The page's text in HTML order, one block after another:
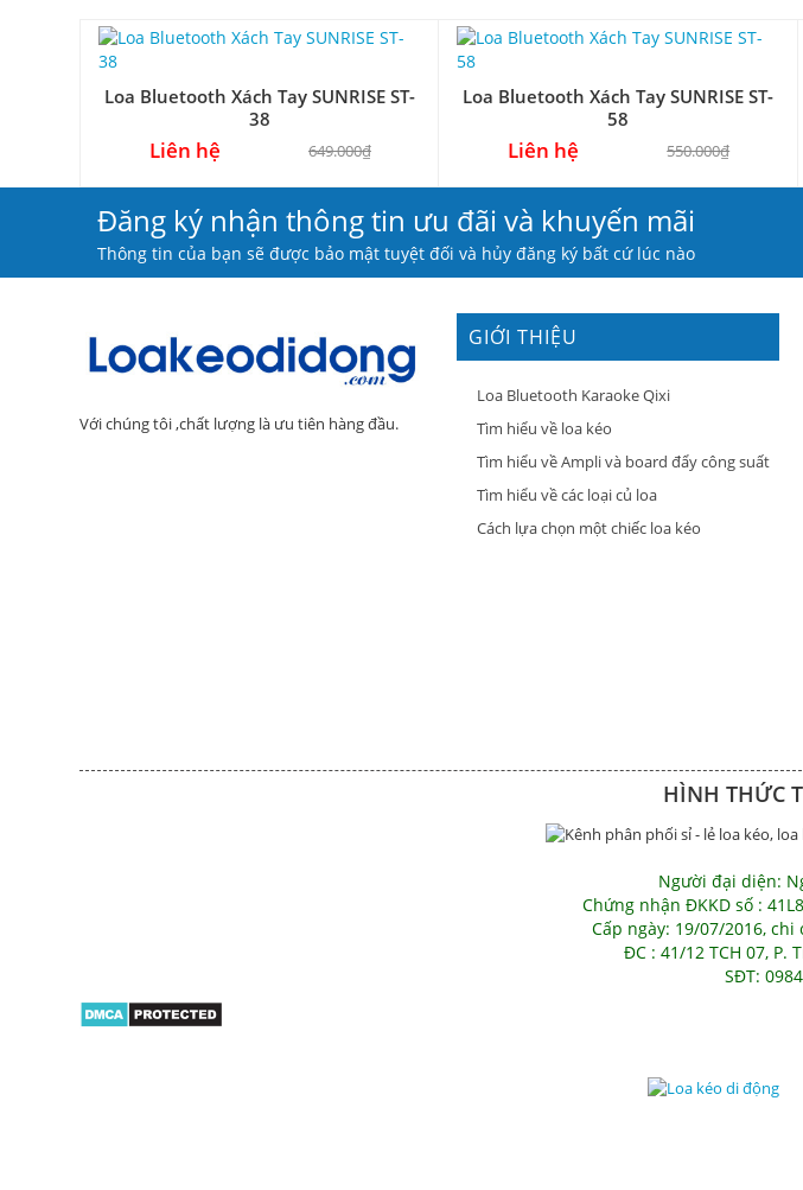
Loa Bluetooth Xách Tay SUNRISE ST-
38
Liên hệ 649.000₫
Loa Bluetooth Xách Tay SUNRISE ST-
58
Liên hệ 550.000₫
Đăng ký nhận thông tin ưu đãi và khuyến mãi
Thông tin của bạn sẽ được bảo mật tuyệt đối và hủy đăng ký bất cứ lúc nào
Với chúng tôi ,chất lượng là ưu tiên hàng đầu.
GIỚI THIỆU
Loa Bluetooth Karaoke Qixi
Tìm hiểu về loa kéo
Tìm hiểu về Ampli và board đẩy công suất
Tìm hiểu về các loại củ loa
Cách lựa chọn một chiếc loa kéo
HÌNH THỨC
Người đại diện:
Chứng nhận ĐKKD số :
Cấp ngày: 19/07/2016, chi
ĐC : 41/12 TCH 07, P.
SĐT: